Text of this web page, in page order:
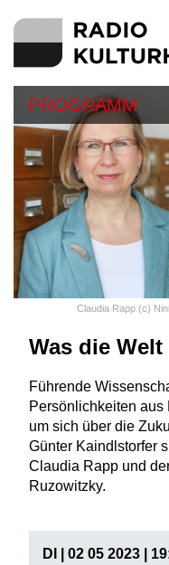
PROGRAMM
Claudia Rapp (c)
Was die
Führende
Persönlichkeiten aus
um sich über die
Günter Kaindlstorfer
Claudia Rapp und
Ruzowitzky.
DI | 02 05 2023 |